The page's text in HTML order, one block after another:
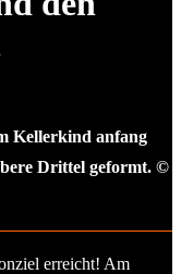
Kellerkind anfang
Drittel geformt. ©
erreicht! Am